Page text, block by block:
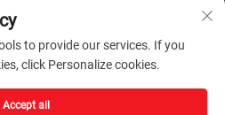
Construction Materials
to provide our services. If you
click Personalize cookies.
Accept all